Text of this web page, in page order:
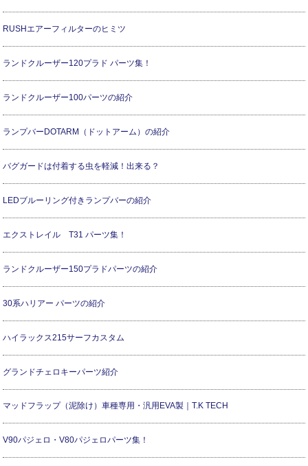
RUSHエアーフィルターのヒミツ
ランドクルーザー120プラド パーツ集！
ランドクルーザー100パーツの紹介
ランプバーDOTARM（ドットアーム）の紹介
バグガードは付着する虫を軽減！出来る？
LEDブルーリング付きランプバーの紹介
エクストレイル T31 パーツ集！
ランドクルーザー150プラドパーツの紹介
30系ハリアー パーツの紹介
ハイラックス215サーフカスタム
グランドチェロキーパーツ紹介
マッドフラップ（泥除け）車種専用・汎用EVA製｜T.K TECH
V90パジェロ・V80パジェロパーツ集！